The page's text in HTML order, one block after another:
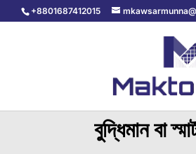
+8801687412015
বুদ্ধিমান বা